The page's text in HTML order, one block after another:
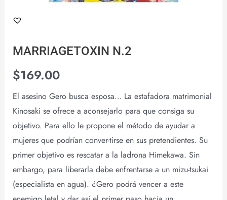
MARRIAGETOXIN N.2
$169.00
El asesino Gero busca esposa… La estafadora matrimonial
Kinosaki se ofrece a aconsejarlo para que consiga su
objetivo. Para ello le propone el método de ayudar a
mujeres que podrían conver-tirse en sus pretendientes. Su
primer objetivo es rescatar a la ladrona Himekawa. Sin
embargo, para liberarla debe enfrentarse a un mizu-tsukai
(especialista en agua). ¿Gero podrá vencer a este